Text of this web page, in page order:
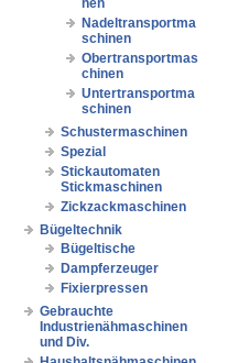
nen
Nadeltransportma
schinen
Obertransportmas
chinen
Untertransportma
schinen
Schustermaschinen
Spezial
Stickautomaten
Stickmaschinen
Zickzackmaschinen
Bügeltechnik
Bügeltische
Dampferzeuger
Fixierpressen
Gebrauchte
Industrienähmaschinen
und Div.